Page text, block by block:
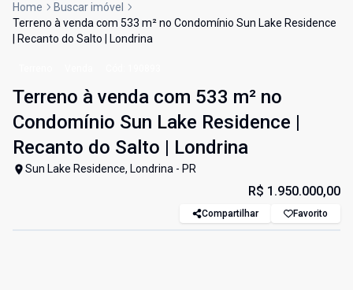
Home
Buscar imóvel
Terreno à venda com 533 m² no Condomínio Sun Lake Residence
| Recanto do Salto | Londrina
Terreno à venda com 533 m² no
Condomínio Sun Lake Residence |
Recanto do Salto | Londrina
Sun Lake Residence, Londrina - PR
R$ 1.950.000,00
Compartilhar Favorito